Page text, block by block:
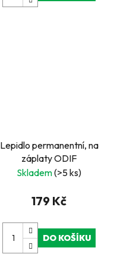
Lepidlo permanentní, na
záplaty ODIF
Skladem(>5 ks)
179 Kč
DO KOŠÍKU